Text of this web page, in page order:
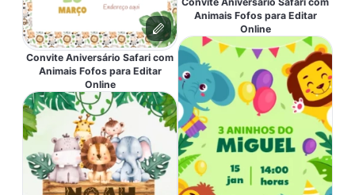
Convite Aniversário Safari com
Animais Fofos para Editar
Online
Animais Fofos para Editar
Online